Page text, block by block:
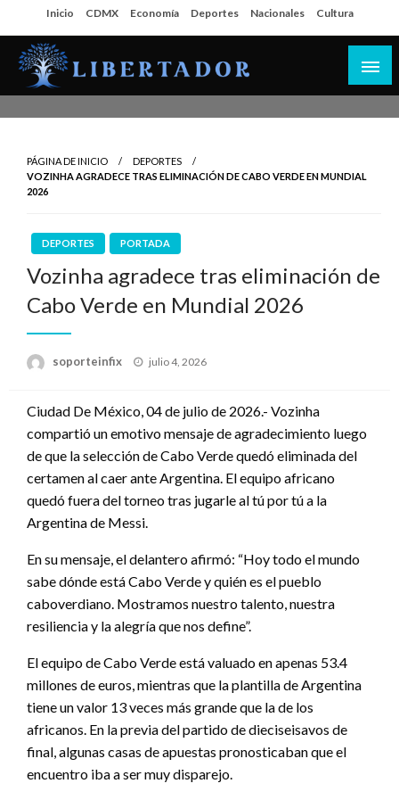
al
contenido
Inicio CDMX Economía Deportes Nacionales Cultura
PÁGINA DE INICIO
DEPORTES
VOZINHA AGRADECE TRAS ELIMINACIÓN DE CABO VERDE EN MUNDIAL
2026
DEPORTES PORTADA
Vozinha agradece tras eliminación de
Cabo Verde en Mundial 2026
soporteinfix
Publicado
julio 4, 2026
Ciudad De México, 04 de julio de 2026.- Vozinha
compartió un emotivo mensaje de agradecimiento luego
de que la selección de Cabo Verde quedó eliminada del
certamen al caer ante Argentina. El equipo africano
quedó fuera del torneo tras jugarle al tú por tú a la
Argentina de Messi.
En su mensaje, el delantero afirmó: “Hoy todo el mundo
sabe dónde está Cabo Verde y quién es el pueblo
caboverdiano. Mostramos nuestro talento, nuestra
resiliencia y la alegría que nos define”.
El equipo de Cabo Verde está valuado en apenas 53.4
millones de euros, mientras que la plantilla de Argentina
tiene un valor 13 veces más grande que la de los
africanos. En la previa del partido de dieciseisavos de
final, algunas casas de apuestas pronosticaban que el
encuentro iba a ser muy disparejo.